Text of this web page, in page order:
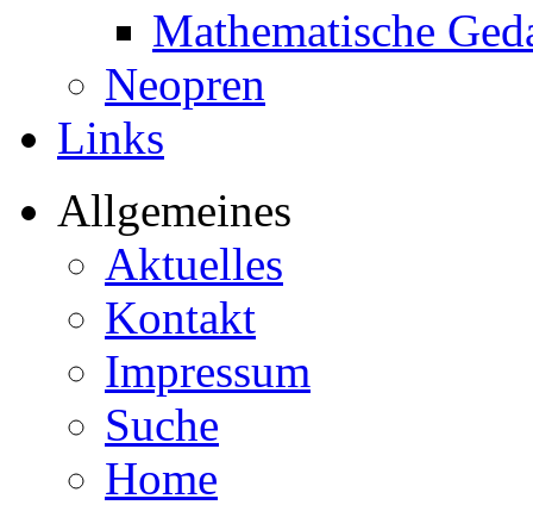
Mathematische
Neopren
Links
Allgemeines
Aktuelles
Kontakt
Impressum
Suche
Home